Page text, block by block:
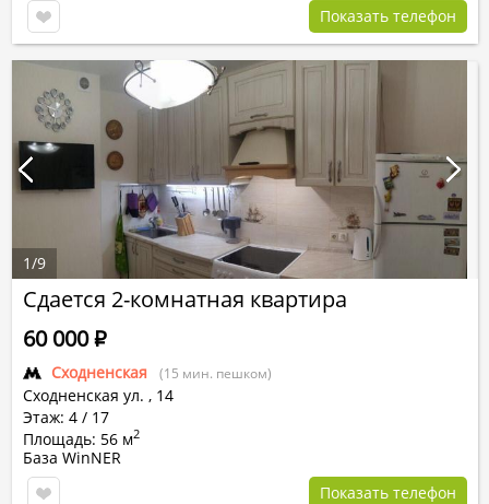
Показать телефон
Сдается 2-комнатная квартира
Сходненская (15 мин. пешком)
Сходненская ул. , 14
Этаж: 4 / 17
Площадь: 56 м2
60 000Р
База WinNER
Показать телефон
1/9